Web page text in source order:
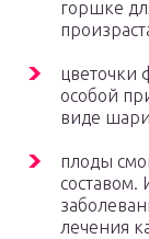
горшке
цветочки
особой
виде
плоды
составом.
лечения